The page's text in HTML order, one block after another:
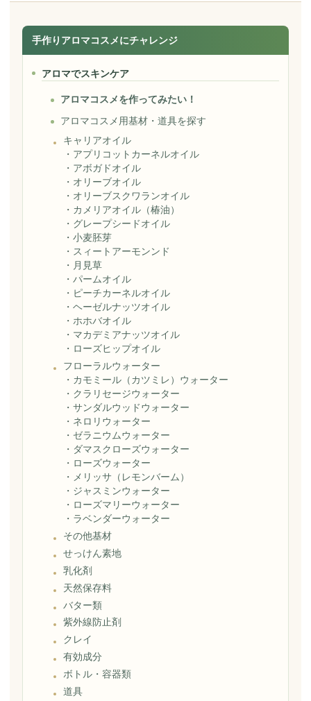
手作りアロマコスメにチャレンジ
アロマでスキンケア
アロマコスメを作ってみたい！
アロマコスメ用基材・道具を探す
キャリアオイル
・ アプリコットカーネルオイル
・ アボガドオイル
・ オリーブオイル
・ オリーブスクワランオイル
・ カメリアオイル（椿油）
・ グレープシードオイル
・小麦胚芽
・ スィートアーモンンド
・ 月見草
・パームオイル
・ ピーチカーネルオイル
・ヘーゼルナッツオイル
・ ホホバオイル
・ マカデミアナッツオイル
・ ローズヒップオイル
フローラルウォーター
・ カモミール（カツミレ）ウォーター
・ クラリセージウォーター
・サンダルウッドウォーター
・ ネロリウォーター
・ ゼラニウムウォーター
・ ダマスクローズウォーター
・ ローズウォーター
・ メリッサ（レモンバーム）
・ ジャスミンウォーター
・ ローズマリーウォーター
・ ラベンダーウォーター
その他基材
せっけん素地
乳化剤
天然保存料
バター類
紫外線防止剤
クレイ
有効成分
ボトル・容器類
道具